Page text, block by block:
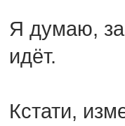
Я думаю,
идёт.
Кстати,